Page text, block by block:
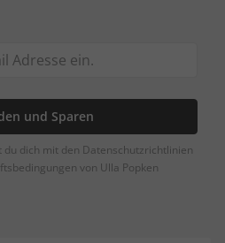
und Sparen
dich mit den Datenschutzrichtlinien
von Ulla Popken